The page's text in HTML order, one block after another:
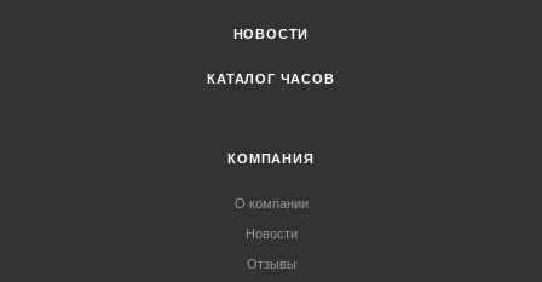
НОВОСТИ
КАТАЛОГ ЧАСОВ
КОМПАНИЯ
О компании
Новости
Отзывы